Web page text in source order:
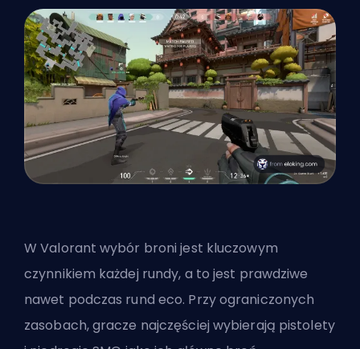
W Valorant wybór broni jest kluczowym
czynnikiem każdej rundy, a to jest prawdziwe
nawet podczas rund eco. Przy ograniczonych
zasobach, gracze najczęściej wybierają pistolety